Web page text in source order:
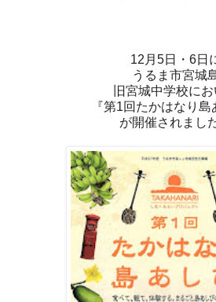
12月5日・6日
うるま市宮城
旧宮城中学校にお
『第1回たかはなり島
が開催されまし